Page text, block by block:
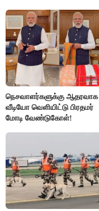
விஜய் பதில்!
நெசவாளர்களுக்கு ஆதரவாக
வீடியோ வெளியிட்டு பிரதமர்
மோடி வேண்டுகோள்!